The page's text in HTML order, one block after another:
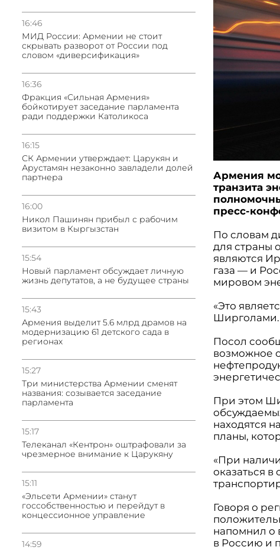
16:46
МИД России: Армении не стоит
скрывать разворот от России под
словом «диверсификация»
16:36
Фракция «Сильная Армения»
бойкотирует заседание парламента
ради поддержки Католикоса
16:15
СК Армении утверждает: Царукян и
Арустамян незаконно завладели долей
партнера
16:00
Никол Пашинян прибыл с рабочим
визитом в Кыргызстан
15:54
Новый парламент обсуждает личную
жизнь депутатов, а не будущее страны
15:43
Армения выделит 5.6 млрд драмов на
модернизацию 61 детского сада в
регионах
15:27
Три министерства Армении сменят
названия: созывается заседание
парламента
15:17
Телеканал «Кентрон» оштрафовали за
чрезмерное внимание к Царукяну
15:11
«Эльсети Армении» станут
госсобственностью и перейдут в
концессионное управление
14:59
Армения
транзита
пресс-
По словам
для страны
являются
газа — и
мировом
«Это
Ширголами.
Посол
возможное
При этом
находятся
планы,
«При
оказаться
Говоря о
напомнил о
в Россию и